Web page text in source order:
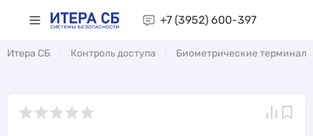
+7 (3952) 600-397
Итера СБ Контроль доступа Биометрические терминалы